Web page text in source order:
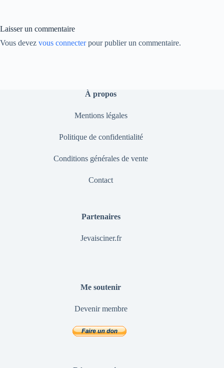
Laisser un commentaire
Vous devez vous connecterpour publier un commentaire.
À propos
Mentions légales
Politique de confidentialité
Conditions générales de vente
Contact
Partenaires
Jevaisciner.fr
Me soutenir
Devenir membre